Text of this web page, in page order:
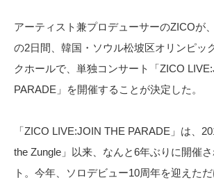
アーティスト兼プロデューサーのZICOが
の2日間、韓国・ソウル松坡区オリンピッ
クホールで、単独コンサート「ZICO
PARADE」を開催することが決定した。
「ZICO LIVE:JOIN THE PARADE」は、
the Zungle」以来、なんと6年ぶりに開催
ト。今年、ソロデビュー10周年を迎えた